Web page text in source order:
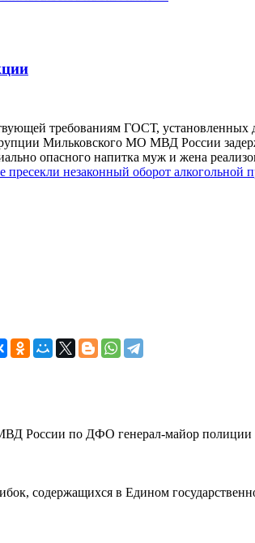
требованиям ГОСТ, установленных
Мильковского МО МВД России
опасного напитка муж и жена
пресекли незаконный оборот алкогольной
России по ДФО генерал-майор
содержащихся в Едином